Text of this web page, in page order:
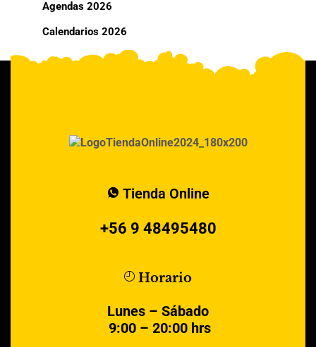
Agendas 2026
Calendarios 2026
Tienda Online
+56 9 48495480
Horario
Lunes – Sábado
9:00 – 20:00 hrs